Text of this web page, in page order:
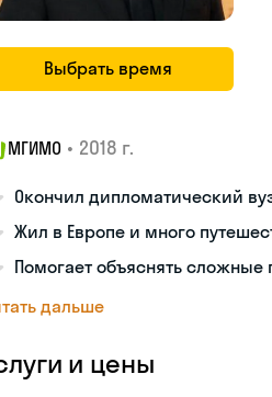
Выбрать время
МГИМО • 2018 г.
Окончил дипломатический
Жил в Европе и много
Помогает объяснять
дальше
и цены